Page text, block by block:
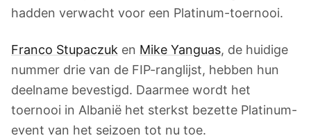
hadden verwacht voor een Platinum-toernooi.
Franco Stupaczuk en Mike Yanguas, de huidige
nummer drie van de FIP-ranglijst, hebben hun
deelname bevestigd. Daarmee wordt het
toernooi in Albanië het sterkst bezette Platinum-
event van het seizoen tot nu toe.